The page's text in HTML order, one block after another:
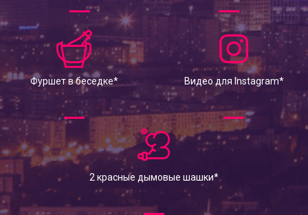
Фуршет в беседке* Видео для Instagram*
2 красные дымовые шашки*